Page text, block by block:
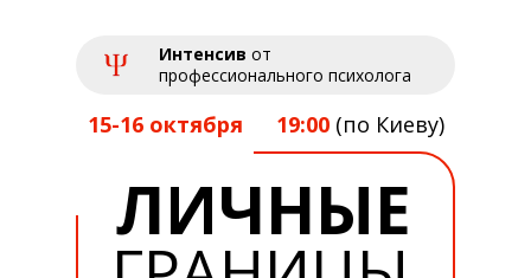
Интенсив от
профессионального психолога
19:00 (по Киеву)
15-16 октября
ЛИЧНЫЕ